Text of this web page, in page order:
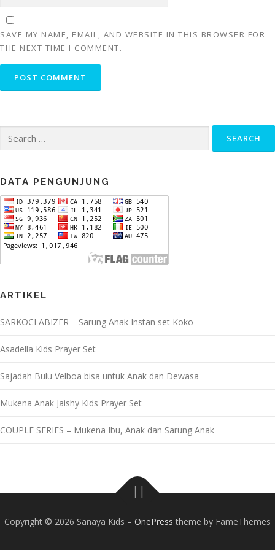
SAVE MY NAME, EMAIL, AND WEBSITE IN THIS BROWSER FOR
THE NEXT TIME I COMMENT.
for:
DATA PENGUNJUNG
ARTIKEL
SARKOCI ABIZER – Sarung Anak Instan set Koko
Asadella Kids Prayer Set
Sajadah Bulu Velboa bisa untuk Anak dan Dewasa
Mukena Anak Jaishy Kids Prayer Set
COUPLE SERIES – Mukena Ibu, Anak dan Sarung Anak
Copyright © 2026 Sanaya Kids – OnePress theme by FameThemes